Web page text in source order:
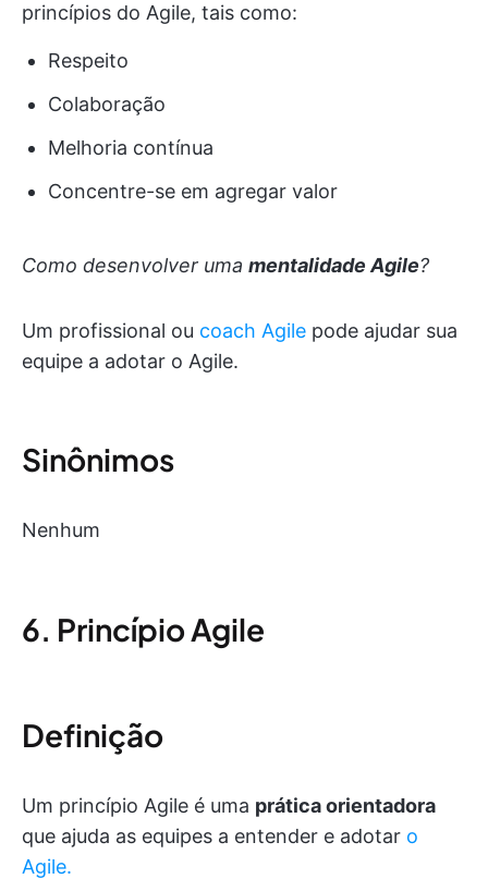
princípios do Agile, tais como:
Respeito
Colaboração
Melhoria contínua
Concentre-se em agregar valor
Como desenvolver uma mentalidade Agile?
Um profissional ou coach Agile pode ajudar sua
equipe a adotar o Agile.
Sinônimos
Nenhum
6. Princípio Agile
Definição
Um princípio Agile é uma prática orientadora
que ajuda as equipes a entender e adotar o
Agile.